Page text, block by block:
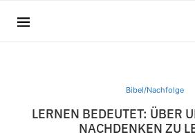
Bibel/Nachfolge
LERNEN BEDEUTET: ÜBER
NACHDENKEN ZU